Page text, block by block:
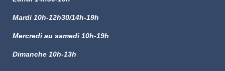
Mardi 10h-12h30/14h-19h
Mercredi au samedi 10h-19h
Dimanche 10h-13h